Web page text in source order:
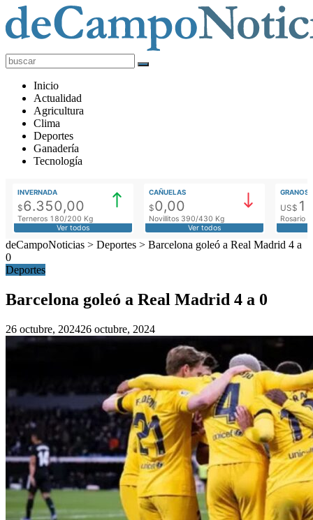
deCampoNoticias
Actualidad
Agropecuaria
Inicio
Actualidad
Agricultura
Clima
Deportes
Ganadería
Tecnología
INVERNADA
$6.350,00
Terneros 180/200 Kg
Ver todos
CAÑUELAS
$0,00
Novillitos 390/430 Kg
Ver todos
GRANOS
US$
Rosario
deCampoNoticias > Deportes > Barcelona goleó a Real Madrid 4 a
0
Deportes
Barcelona goleó a Real Madrid 4 a 0
26 octubre, 202426 octubre, 2024